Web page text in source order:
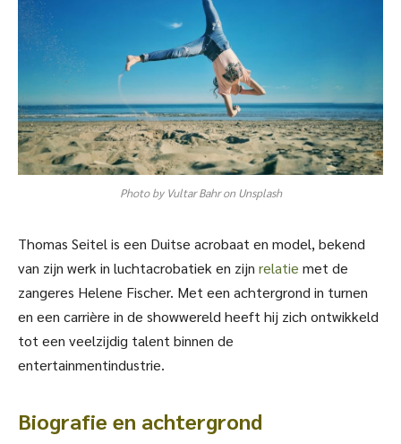
Photo by Vultar Bahr on Unsplash
Thomas Seitel is een Duitse acrobaat en model, bekend
van zijn werk in luchtacrobatiek en zijn relatie met de
zangeres Helene Fischer. Met een achtergrond in turnen
en een carrière in de showwereld heeft hij zich ontwikkeld
tot een veelzijdig talent binnen de
entertainmentindustrie.
Biografie en achtergrond